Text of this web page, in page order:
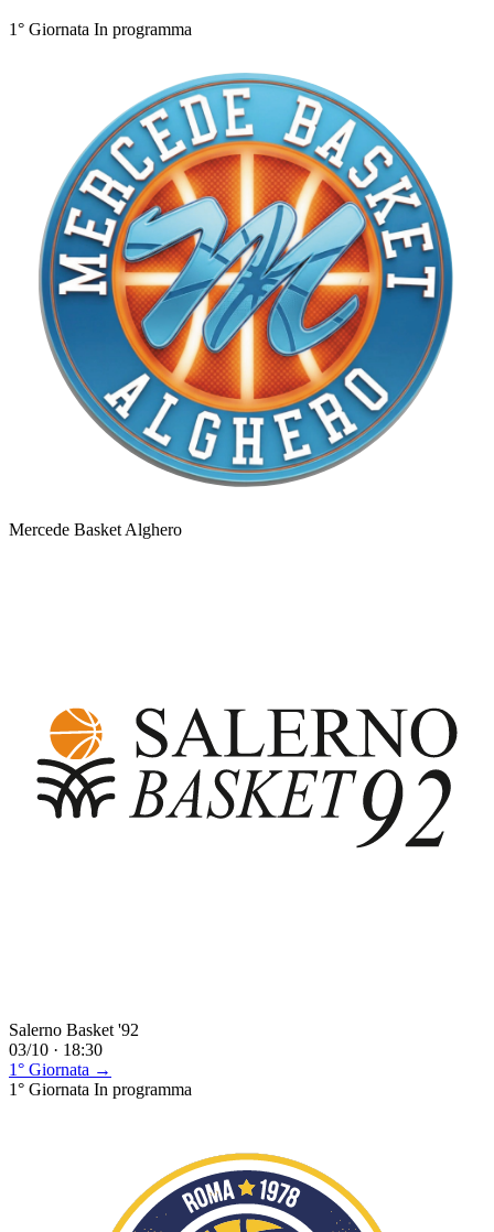
1° Giornata In programma
Mercede Basket Alghero
Salerno Basket '92
03/10 · 18:30
1° Giornata →
1° Giornata In programma